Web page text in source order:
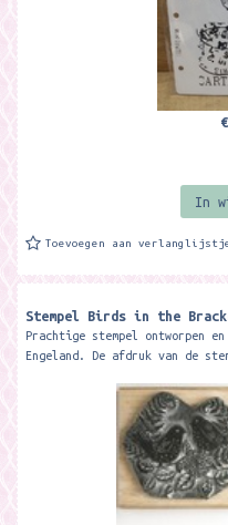
In
Toevoegen aan
Stempel Birds in the
Prachtige stempel ontworpen
Engeland. De afdruk van de